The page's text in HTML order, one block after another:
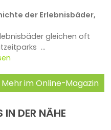
der Erlebnisbäder,
gleichen oft
...
Mehr im Online-Magazin
IN DER NÄHE